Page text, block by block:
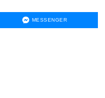
T
E
MESSENGER